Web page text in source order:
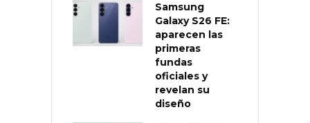
Samsung
Galaxy S26 FE:
aparecen las
primeras
fundas
oficiales y
revelan su
diseño